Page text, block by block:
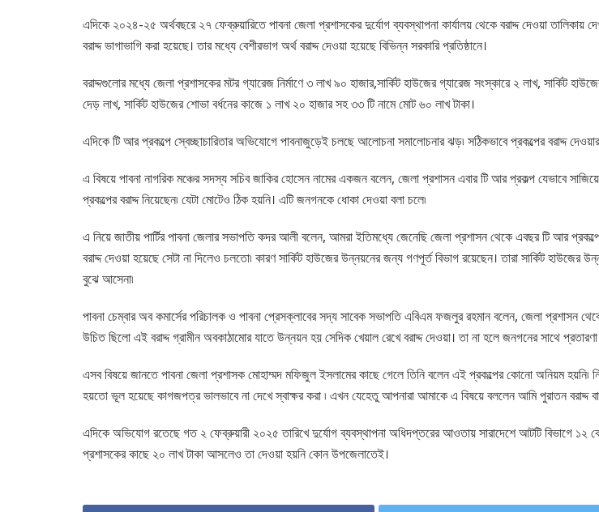
এদিকে ২০২৪-২৫ অর্থবছরে ২৭ ফেব্রুয়ারিতে পাবনা জেলা প্রশাসকের দুর্যোগ ব্যবস্থাপনা কার্যালয় থেকে বরাদ্দ দেওয়া তালিকায়
বরাদ্দ ভাগাভাগি করা হয়েছে। তার মধ্যে বেশীরভাগ অর্থ বরাদ্দ দেওয়া হয়েছে বিভিন্ন সরকারি প্রতিষ্ঠানে।
বরাদ্দগুলোর মধ্যে জেলা প্রশাসকের মটর গ্যারেজ নির্মাণে ৩ লাখ ৯০ হাজার,সার্কিট হাউজের গ্যারেজ সংস্কারে ২ লাখ, সার্কিট
দেড় লাখ, সার্কিট হাউজের শোভা বর্ধনের কাজে ১ লাখ ২০ হাজার সহ ৩৩ টি নামে মোট ৬০ লাখ টাকা।
এদিকে টি আর প্রকল্পে স্বেচ্ছাচারিতার অভিযোগে পাবনাজুড়েই চলছে আলোচনা সমালোচনার ঝড়৷ সঠিকভাবে প্রকল্পের বরাদ্দ
এ বিষয়ে পাবনা নাগরিক মঞ্চের সদস্য সচিব জাকির হোসেন নামের একজন বলেন, জেলা প্রশাসন এবার টি আর প্রকল্প যেভাবে
প্রকল্পের বরাদ্দ নিয়েছেন৷ যেটা মোটেও ঠিক হয়নি। এটি জনগনকে ধোকা দেওয়া বলা চলে৷
এ নিয়ে জাতীয় পার্টির পাবনা জেলার সভাপতি কদর আলী বলেন, আমরা ইতিমধ্যে জেনেছি জেলা প্রশাসন থেকে এবছর টি আর প্রকল্পের
বরাদ্দ দেওয়া হয়েছে সেটা না দিলেও চলতো৷ কারণ সার্কিট হাউজের উন্নয়নের জন্য গণপূর্ত বিভাগ রয়েছেন। তারা সার্কিট হাউজের
বুঝে আসেনা৷
পাবনা চেম্বার অব কমার্সের পরিচালক ও পাবনা প্রেসক্লাবের সদ্য সাবেক সভাপতি এবিএম ফজলুর রহমান বলেন, জেলা প্রশাসন
উচিত ছিলো এই বরাদ্দ গ্রামীন অবকাঠামোর যাতে উন্নয়ন হয় সেদিক খেয়াল রেখে বরাদ্দ দেওয়া। তা না হলে জনগনের সাথে
এসব বিষয়ে জানতে পাবনা জেলা প্রশাসক মোহাম্মদ মফিজুল ইসলামের কাছে গেলে তিনি বলেন এই প্রকল্পের কোনো অনিয়ম হয়নি৷
হয়তো ভূল হয়েছে কাগজপত্র ভালভাবে না দেখে স্বাক্ষর করা ৷ এখন যেহেতু আপনারা আমাকে এ বিষয়ে বললেন আমি পুরাতন বরাদ্দ
এদিকে অভিযোগ রতেছে গত ২ ফেব্রুয়ারী ২০২৫ তারিখে দুর্যোগ ব্যবস্থাপনা অধিদপ্তরের আওতায় সারাদেশে আটটি বিভাগে ১২
প্রশাসকের কাছে ২০ লাখ টাকা আসলেও তা দেওয়া হয়নি কোন উপজেলাতেই।